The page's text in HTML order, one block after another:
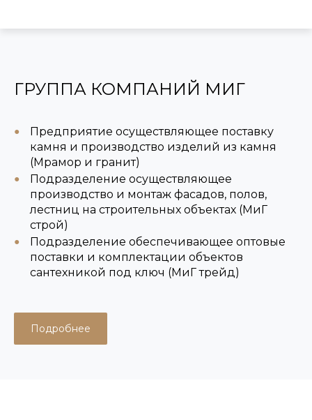
ГРУППА КОМПАНИЙ МИГ
Предприятие осуществляющее поставку
камня и производство изделий из камня
(Мрамор и гранит)
Подразделение осуществляющее
производство и монтаж фасадов, полов,
лестниц на строительных объектах (МиГ
строй)
Подразделение обеспечивающее оптовые
поставки и комплектации объектов
сантехникой под ключ (МиГ трейд)
Подробнее